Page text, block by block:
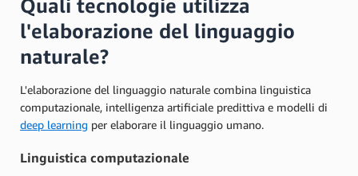
Quali tecnologie utilizza
l'elaborazione del linguaggio
naturale?
L'elaborazione del linguaggio naturale combina linguistica
computazionale, intelligenza artificiale predittiva e modelli di
deep learning per elaborare il linguaggio umano.
Linguistica computazionale